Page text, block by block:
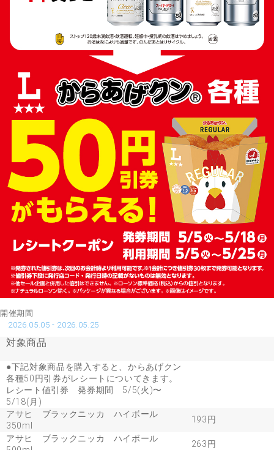
開催期間
2026.05.05 - 2026.05.25
対象商品
●下記対象商品を購入すると、からあげクン
各種50円引券がレシートについてきます。
レシート値引券 発券期間 5/5(火)〜
5/18(月)
アサヒ ブラックニッカ ハイボール
350ml
193円
アサヒ ブラックニッカ ハイボール
263円